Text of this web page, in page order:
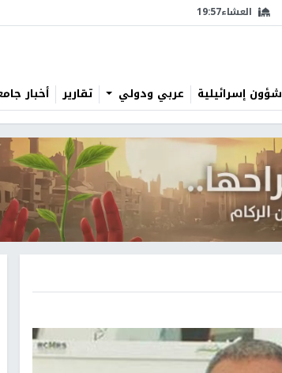
العشاء19:57
شؤون إسرائيلية عربي ودولي تقارير أخبار